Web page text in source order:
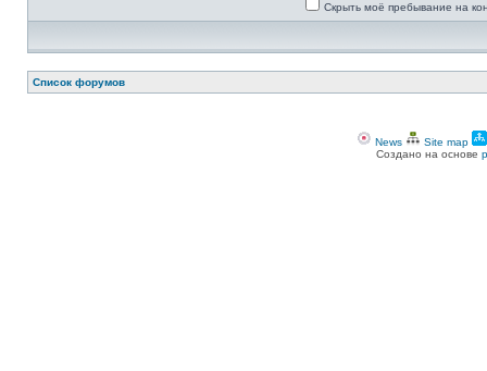
Скрыть моё пребывание на
Список форумов
News Site map
Создано на основе